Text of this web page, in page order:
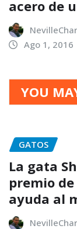
acero de
Ago 1, 2016
YOU
GATOS
La gata
premio
ayuda al